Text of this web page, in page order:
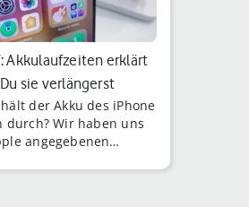
Akkulaufzeiten erklärt
sie verlängerst
der Akku des iPhone
durch? Wir haben uns
angegebenen